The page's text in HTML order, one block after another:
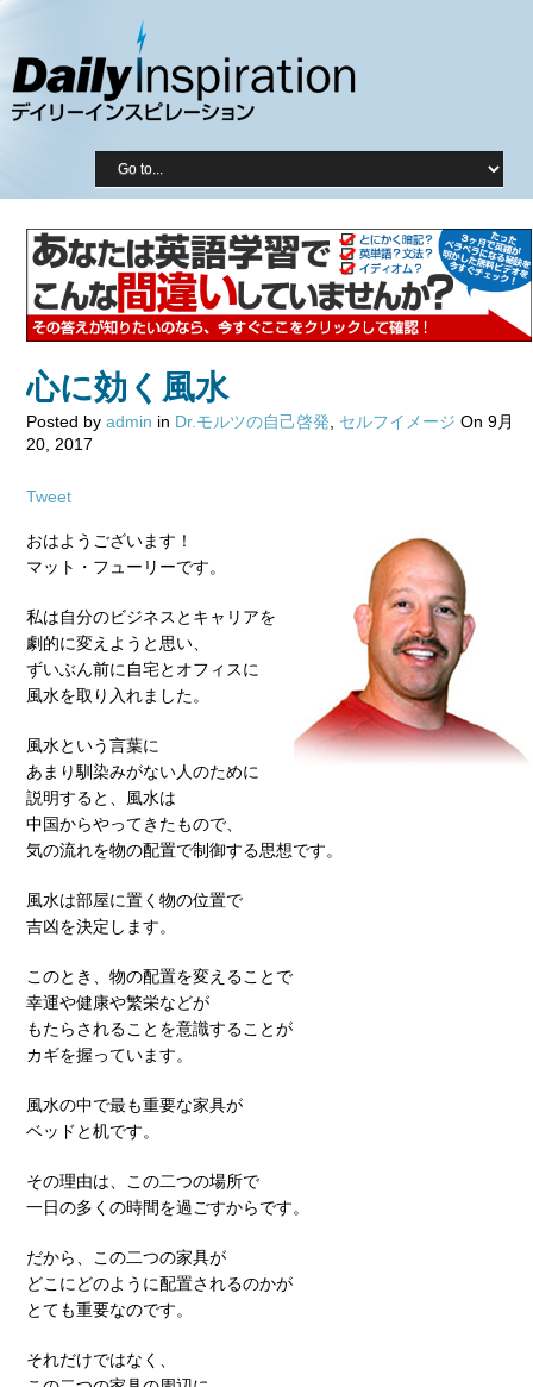
心に効く風水
Posted by admin in Dr.モルツの自己啓発 セルフイメージ On 9月
20, 2017
Tweet
おはようございます！
マット・フューリーです。
私は自分のビジネスとキャリアを
劇的に変えようと思い、
ずいぶん前に自宅とオフィスに
風水を取り入れました。
風水という言葉に
あまり馴染みがない人のために
説明すると、風水は
中国からやってきたもので、
気の流れを物の配置で制御する思想です。
風水は部屋に置く物の位置で
吉凶を決定します。
このとき、物の配置を変えることで
幸運や健康や繁栄などが
もたらされることを意識することが
カギを握っています。
風水の中で最も重要な家具が
ベッドと机です。
その理由は、この二つの場所で
一日の多くの時間を過ごすからです。
だから、この二つの家具が
どこにどのように配置されるのかが
とても重要なのです。
それだけではなく、